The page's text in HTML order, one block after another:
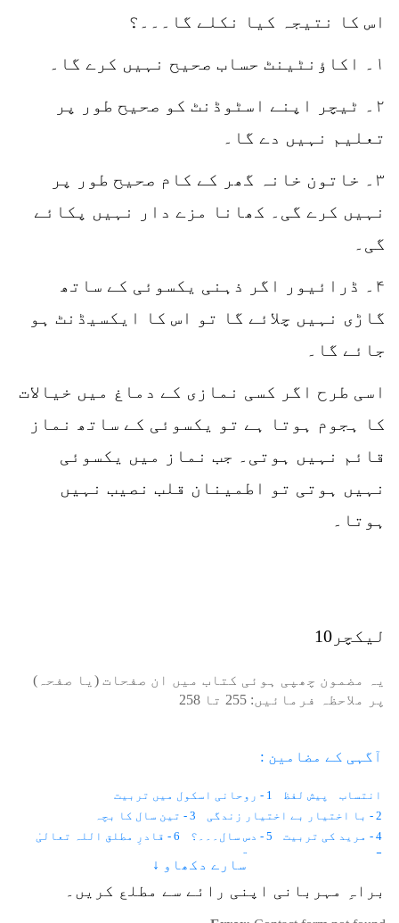
اس کا نتیجہ کیا نکلے گا۔۔۔؟
۱۔ اکاؤنٹینٹ حساب صحیح نہیں کرے گا۔
۲۔ ٹیچر اپنے اسٹوڈنٹ کو صحیح طور پر
تعلیم نہیں دے گا۔
۳۔ خاتون خانہ گھر کے کام صحیح طور پر
نہیں کرے گی۔ کھانا مزے دار نہیں پکائے
گی۔
۴۔ ڈرائیور اگر ذہنی یکسوئی کے ساتھ
گاڑی نہیں چلائے گا تو اس کا ایکسیڈنٹ ہو
جائے گا۔
اسی طرح اگر کسی نمازی کے دماغ میں خیالات
کا ہجوم ہوتا ہے تو یکسوئی کے ساتھ نماز
قائم نہیں ہوتی۔ جب نماز میں یکسوئی
نہیں ہوتی تو اطمینان قلب نصیب نہیں
ہوتا۔
لیکچر10
یہ مضمون چھپی ہوئی کتاب میں ان صفحات (یا صفحہ)
پر ملاحظہ فرمائیں: 255 تا 258
آگہی کے مضامین :
انتساب پیش لفظ
1 - روحانی اسکول میں تربیت
2 - با اختیار بے اختیار زندگی
3 - تین سال کا بچہ
4 - مرید کی تربیت
5 - دس سال۔۔۔؟
6 - قادرِ مطلق اللہ تعالیٰ
7 - موت حفاظت کرتی ہے
8 - باہر نہیں ہم اندر دیکھتے ہیں
10 - نیند اور شعور
12 - لازمانیت اور زمانیت
13 - مثال
14 - وقت۔۔۔؟
سارے دکھاو ↓
براہِ مہربانی اپنی رائے سے مطلع کریں۔